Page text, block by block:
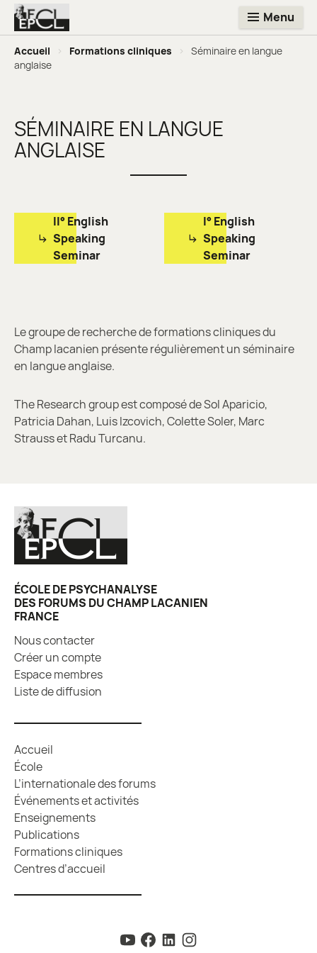
Menu
Accueil > Formations cliniques >
Séminaire en langue
anglaise
SÉMINAIRE EN LANGUE
ANGLAISE
II° English
Speaking
Seminar
I° English
Speaking
Seminar
Le groupe de recherche de formations cliniques du
Champ lacanien présente régulièrement un séminaire
en langue anglaise.
The Research group est composé de Sol Aparicio,
Patricia Dahan, Luis Izcovich, Colette Soler, Marc
Strauss et Radu Turcanu.
ÉCOLE DE PSYCHANALYSE
DES FORUMS DU CHAMP LACANIEN
FRANCE
Nous contacter
Créer un compte
Espace membres
Liste de diffusion
Accueil
École
L’internationale des forums
Événements et activités
Enseignements
Publications
Formations cliniques
Centres d’accueil